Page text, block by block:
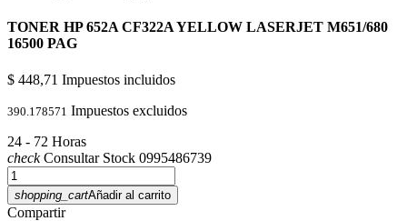
TONER HP 652A CF322A YELLOW LASERJET M651/680
16500 PAG
$ 448,71 Impuestos incluidos
390.178571 Impuestos excluidos
24 - 72 Horas
checkConsultar Stock 0995486739
shopping_cartAñadir al carrito
Compartir